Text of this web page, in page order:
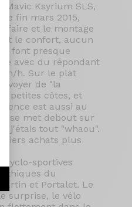
: Personnalisez
Mavic Ksyrium SLS,
fin mars 2015,
faire et le montage
le confort, aucun
font presque
avec du répondant
h. Sur le plat
de "la
petites côtes, et
est aussi au
se met debout sur
j'étais tout "whaou".
achats plus
cyclo-sportives
du
et Portalet. Le
surprise, le vélo